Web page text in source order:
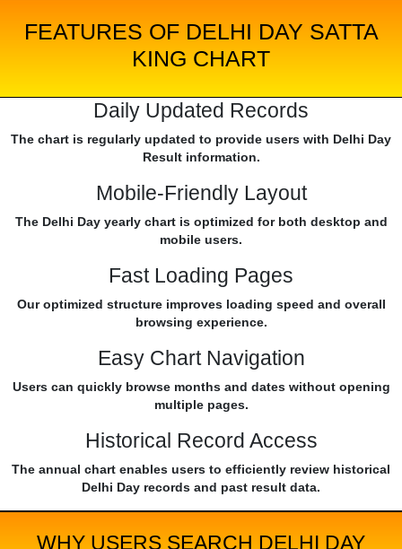
FEATURES OF DELHI DAY SATTA
KING CHART
Daily Updated Records
The chart is regularly updated to provide users with Delhi Day
Result information.
Mobile-Friendly Layout
The Delhi Day yearly chart is optimized for both desktop and
mobile users.
Fast Loading Pages
Our optimized structure improves loading speed and overall
browsing experience.
Easy Chart Navigation
Users can quickly browse months and dates without opening
multiple pages.
Historical Record Access
The annual chart enables users to efficiently review historical
Delhi Day records and past result data.
WHY USERS SEARCH DELHI DAY